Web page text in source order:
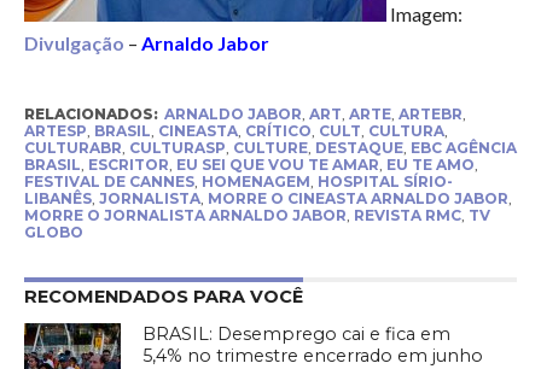
Imagem:
Divulgação – Arnaldo Jabor
RELACIONADOS: ARNALDO JABOR ART ARTE, ARTEBR
ARTESP BRASIL CINEASTA, CRÍTICO CULT CULTURA,
CULTURABR CULTURASP CULTURE, DESTAQUE, EBC AGÊNCIA
BRASIL ESCRITOR EU SEI QUE VOU TE AMAR EU TE AMO
FESTIVAL DE CANNES, HOMENAGEM HOSPITAL SÍRIO-
LIBANÊS, JORNALISTA, MORRE O CINEASTA ARNALDO JABOR
MORRE O JORNALISTA ARNALDO JABOR REVISTA RMC, TV
GLOBO
RECOMENDADOS PARA VOCÊ
BRASIL: Desemprego cai e fica em
5,4% no trimestre encerrado em junho